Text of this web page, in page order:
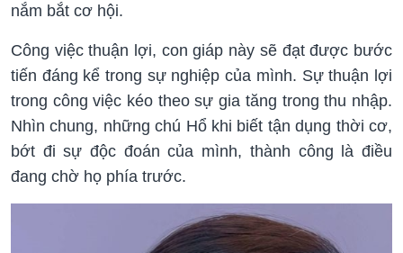
nắm bắt cơ hội.
Công việc thuận lợi, con giáp này sẽ đạt được bước
tiến đáng kể trong sự nghiệp của mình. Sự thuận lợi
trong công việc kéo theo sự gia tăng trong thu nhập.
Nhìn chung, những chú Hổ khi biết tận dụng thời cơ,
bớt đi sự độc đoán của mình, thành công là điều
đang chờ họ phía trước.